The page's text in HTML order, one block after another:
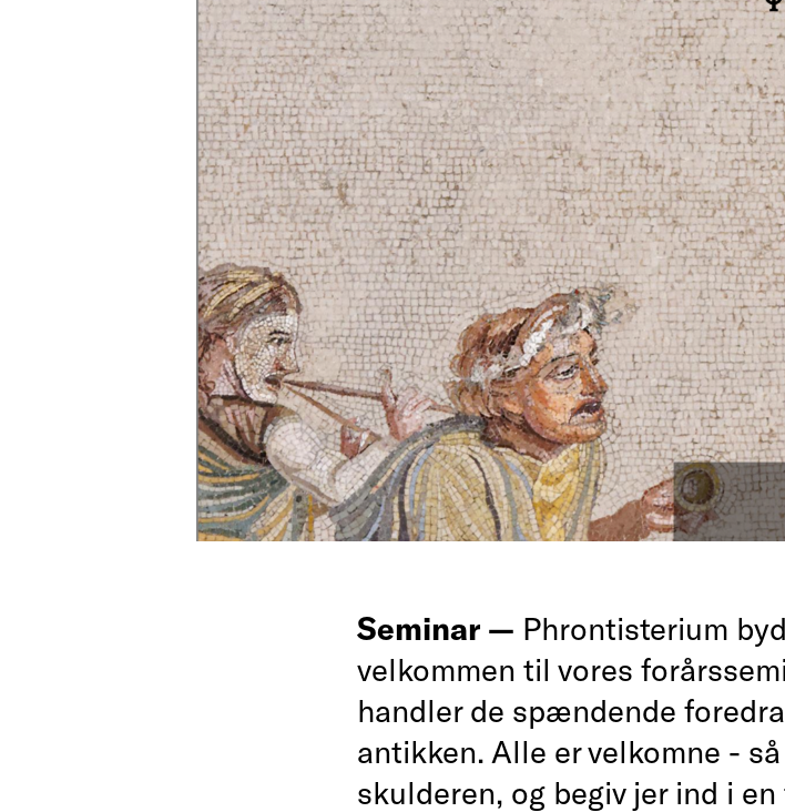
Seminar — Phrontisterium
velkommen til vores
handler de spændende
antikken. Alle er velkomne -
skulderen, og begiv jer ind i